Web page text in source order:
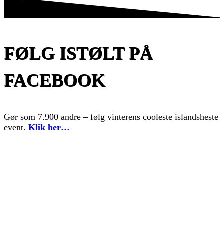
FØLG ISTØLT PÅ
FACEBOOK
Gør som 7.900 andre – følg vinterens cooleste islandsheste
event. Klik her…